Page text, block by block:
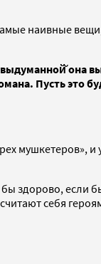
наивные
она
Пусть это
мушкетеров», и
здорово, если
себя